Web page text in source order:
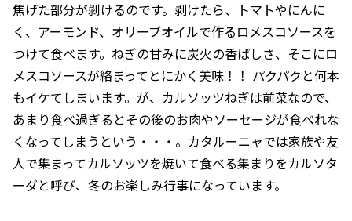
焦げた部分が剝けるのです。剥けたら、トマトやにんに
く、アーモンド、オリーブオイルで作るロメスコソースを
つけて食べます。ねぎの甘みに炭火の香ばしさ、そこにロ
メスコソースが絡まってとにかく美味！！ パクパクと何本
もイケてしまいます。が、カルソッツねぎは前菜なので、
あまり食べ過ぎるとその後のお肉やソーセージが食べれな
くなってしまうという・・・。カタルーニャでは家族や友
人で集まってカルソッツを焼いて食べる集まりをカルソタ
ーダと呼び、冬のお楽しみ行事になっています。